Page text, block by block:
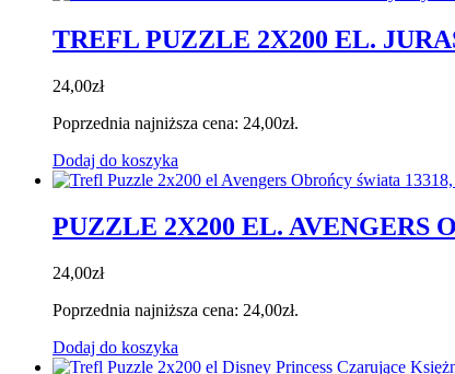
TREFL PUZZLE 2X200 EL.
24,00zł
Poprzednia najniższa cena: 24,00zł.
Dodaj do koszyka
PUZZLE 2X200 EL. AVENGERS
24,00zł
Poprzednia najniższa cena: 24,00zł.
Dodaj do koszyka